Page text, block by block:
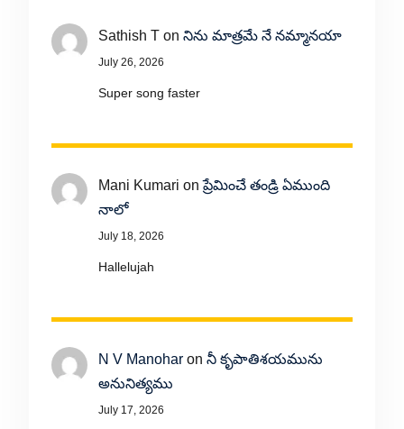
Sathish Ton నిను మాత్రమే నే నమ్మానయా
July 26, 2026
Super song faster
Mani Kumari onప్రేమించే తండ్రి ఏముంది
నాలో
July 18, 2026
Hallelujah
N V Manoharon నీ కృపాతిశయమును
అనునిత్యము
July 17, 2026